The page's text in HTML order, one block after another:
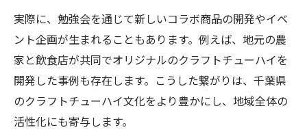
実際に、勉強会を通じて新しいコラボ商品の開発やイベ
ント企画が生まれることもあります。例えば、地元の農
家と飲食店が共同でオリジナルのクラフトチューハイを
開発した事例も存在します。こうした繋がりは、千葉県
のクラフトチューハイ文化をより豊かにし、地域全体の
活性化にも寄与します。